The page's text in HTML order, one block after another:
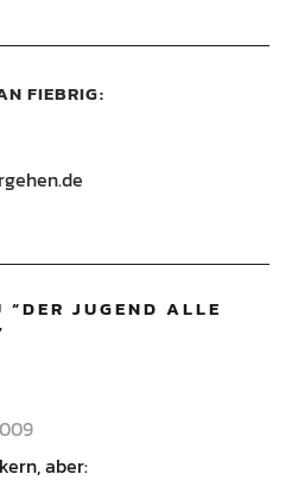
FIEBRIG
“DER JUGEND ALLE
aber: